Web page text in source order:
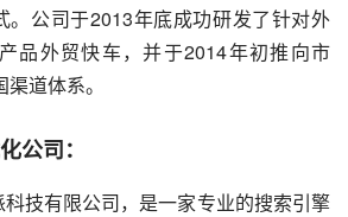
。公司于2013年底成功研发了针对外
品外贸快车，并于2014年初推向市
道体系。
公司：
技有限公司，是一家专业的搜索引擎